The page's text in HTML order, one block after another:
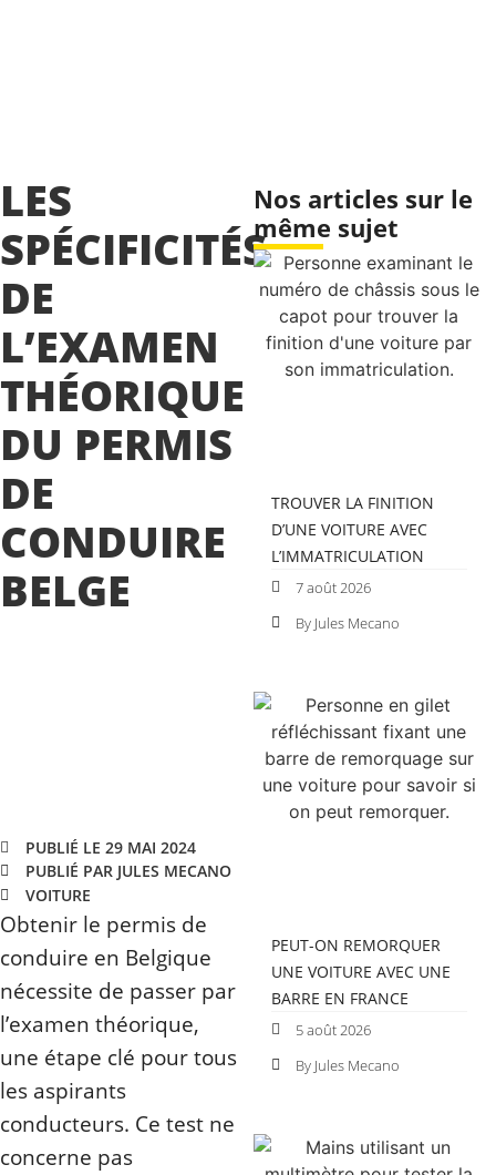
LES
SPÉCIFICITÉS
DE
L’EXAMEN
THÉORIQUE
DU PERMIS
DE
CONDUIRE
BELGE
PUBLIÉ LE 29 MAI 2024
PUBLIÉ PAR JULES MECANO
VOITURE
Obtenir le permis de
conduire en Belgique
nécessite de passer par
l’examen théorique,
une étape clé pour tous
les aspirants
conducteurs. Ce test ne
concerne pas
Nos articles sur le
même sujet
TROUVER LA FINITION
D’UNE VOITURE AVEC
L’IMMATRICULATION
7 août 2026
By Jules Mecano
PEUT-ON REMORQUER
UNE VOITURE AVEC UNE
BARRE EN FRANCE
5 août 2026
By Jules Mecano